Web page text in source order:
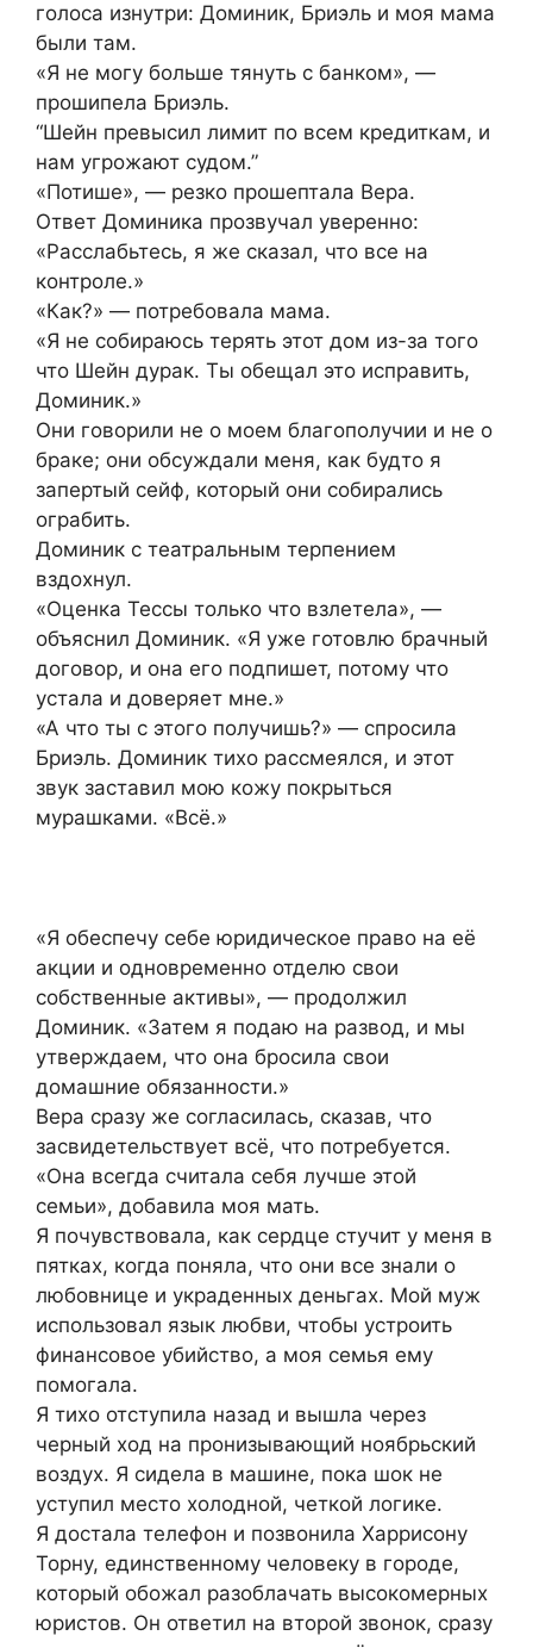
голоса изнутри: Доминик, Бриэль и моя мама
были там.
«Я не могу больше тянуть с банком», —
прошипела Бриэль.
“Шейн превысил лимит по всем кредиткам, и
нам угрожают судом.”
«Потише», — резко прошептала Вера.
Ответ Доминика прозвучал уверенно:
«Расслабьтесь, я же сказал, что все на
контроле.»
«Как?» — потребовала мама.
«Я не собираюсь терять этот дом из-за того
что Шейн дурак. Ты обещал это исправить,
Доминик.»
Они говорили не о моем благополучии и не о
браке; они обсуждали меня, как будто я
запертый сейф, который они собирались
ограбить.
Доминик с театральным терпением
вздохнул.
«Оценка Тессы только что взлетела», —
объяснил Доминик. «Я уже готовлю брачный
договор, и она его подпишет, потому что
устала и доверяет мне.»
«А что ты с этого получишь?» — спросила
Бриэль. Доминик тихо рассмеялся, и этот
звук заставил мою кожу покрыться
мурашками. «Всё.»
«Я обеспечу себе юридическое право на её
акции и одновременно отделю свои
собственные активы», — продолжил
Доминик. «Затем я подаю на развод, и мы
утверждаем, что она бросила свои
домашние обязанности.»
Вера сразу же согласилась, сказав, что
засвидетельствует всё, что потребуется.
«Она всегда считала себя лучше этой
семьи», добавила моя мать.
Я почувствовала, как сердце стучит у меня в
пятках, когда поняла, что они все знали о
любовнице и украденных деньгах. Мой муж
использовал язык любви, чтобы устроить
финансовое убийство, а моя семья ему
помогала.
Я тихо отступила назад и вышла через
черный ход на пронизывающий ноябрьский
воздух. Я сидела в машине, пока шок не
уступил место холодной, четкой логике.
Я достала телефон и позвонила Харрисону
Торну, единственному человеку в городе,
который обожал разоблачать высокомерных
юристов. Он ответил на второй звонок, сразу